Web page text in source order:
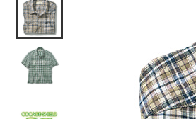
ジャケット
コート
ブルゾン
その他
ジャケット
コート
ブルゾン
その他
テーブル／椅子･座椅子
収納家具
その他
ファブリック
クッション／座布団
ボディケア
ヘアケア
ワイン／ビール／酒
その他